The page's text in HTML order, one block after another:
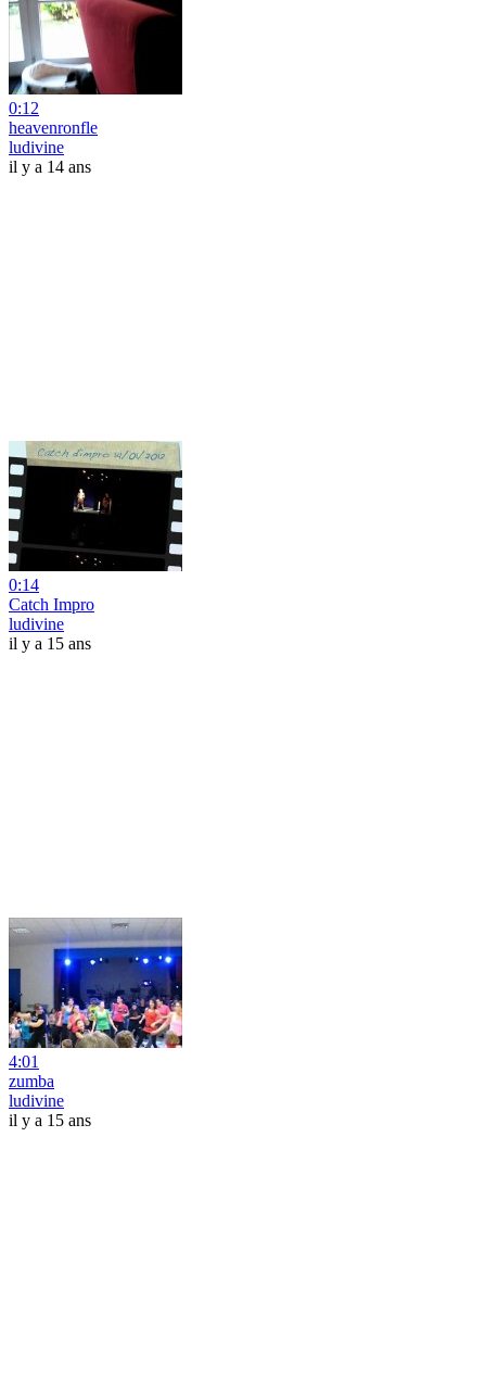
0:12
heavenronfle
ludivine
il y a 14 ans
0:14
Catch Impro
ludivine
il y a 15 ans
4:01
zumba
ludivine
il y a 15 ans